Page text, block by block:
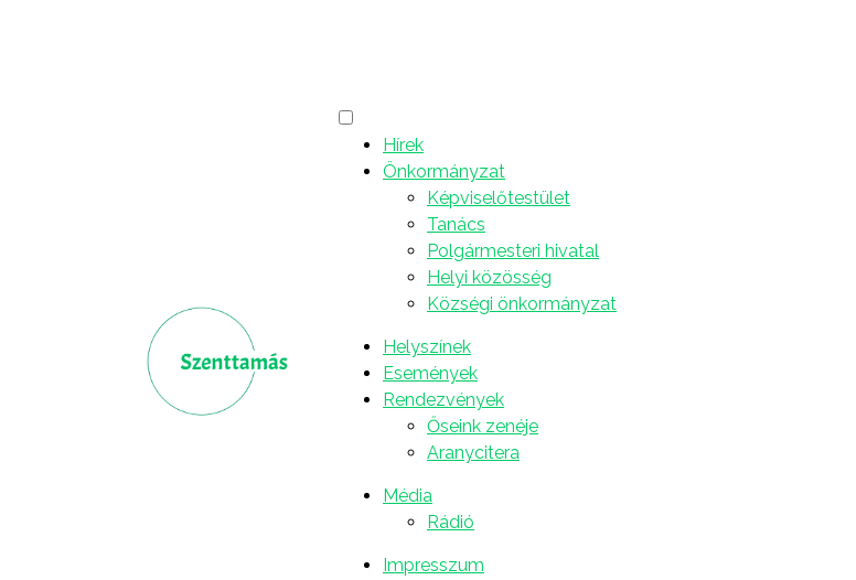
Hírek
Önkormányzat
Képviselőtestület
Tanács
Polgármesteri hivatal
Helyi közösség
Községi önkormányzat
Helyszínek
Események
Rendezvények
Őseink zenéje
Aranycitera
Média
Rádió
Impresszum
Nagyböjt 2026